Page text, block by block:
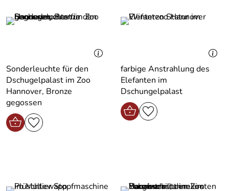
Sonderleuchte für den
Dschugelpalast im Zoo
Hannover, Bronze
gegossen
farbige Anstrahlung des
Elefanten im
Dschungelpalast